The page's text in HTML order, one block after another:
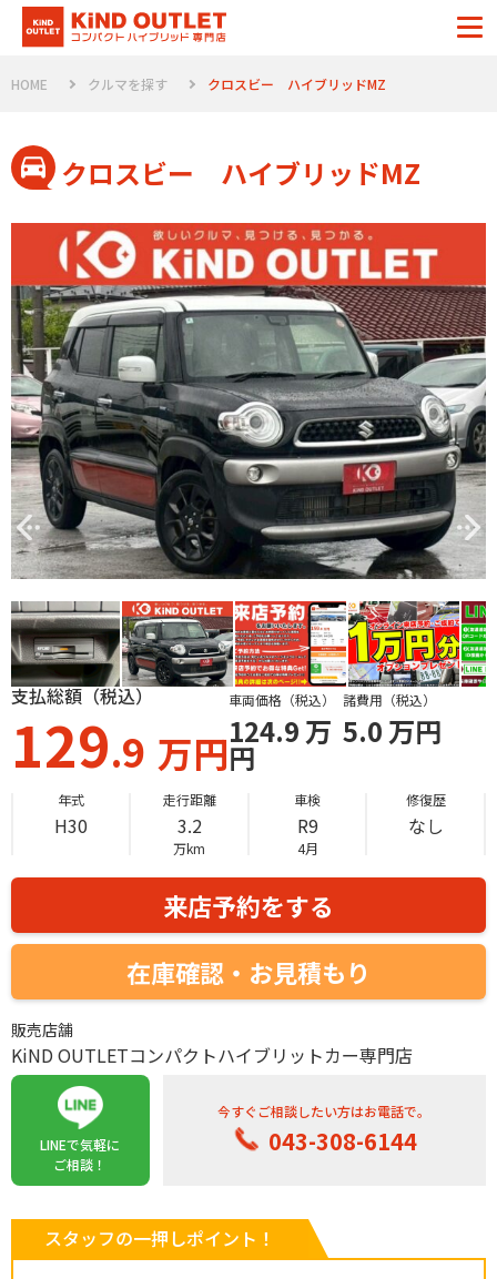
HOME クルマを探す クロスビー ハイブリッドMZ
クロスビー ハイブリッドMZ
支払総額（税込）
129.9 万円
車両価格（税込）
124.9 万
円
諸費用（税込）
5.0 万円
年式
H30
走行距離
3.2
万km
車検
R9
4月
修復歴
なし
来店予約をする
在庫確認・お見積もり
販売店舗
KiND OUTLETコンパクトハイブリットカー専門店
LINEで気軽に
ご相談！
今すぐご相談したい方はお電話で。
043-308-6144
スタッフの一押しポイント！